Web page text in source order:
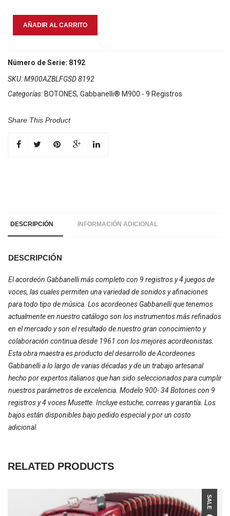
Gabbanelli
Blue
AÑADIR AL CARRITO
Número de Serie: 8192
SKU:M900AZBLFGSD 8192
Categorías: BOTONES, Gabbanelli® M900 - 9 Registros
Share This Product
DESCRIPCIÓN INFORMACIÓN ADICIONAL
DESCRIPCIÓN
El acordeón Gabbanelli más completo con 9 registros y 4 juegos de
voces, las cuales permiten una variedad de sonidos y afinaciones
para todo tipo de música. Los acordeones Gabbanelli que tenemos
actualmente en nuestro catálogo son los instrumentos más refinados
en el mercado y son el resultado de nuestro gran conocimiento y
colaboración continua desde 1961 con los mejores acordeonistas.
Esta obra maestra es producto del desarrollo de Acordeones
Gabbanelli a lo largo de varias décadas y de un trabajo artesanal
hecho por expertos italianos que han sido seleccionados para cumplir
nuestros parámetros de excelencia. Modelo 900- 34 Botones con 9
registros y 4 voces Musette. Incluye estuche, correas y garantía. Los
bajos están disponibles bajo pedido especial y por un costo
adicional.
RELATED PRODUCTS
SALE